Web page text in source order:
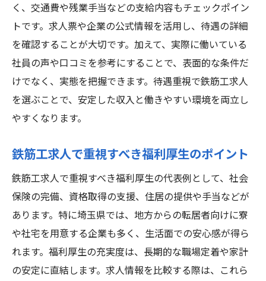
く、交通費や残業手当などの支給内容もチェックポイン
トです。求人票や企業の公式情報を活用し、待遇の詳細
を確認することが大切です。加えて、実際に働いている
社員の声や口コミを参考にすることで、表面的な条件だ
けでなく、実態を把握できます。待遇重視で鉄筋工求人
を選ぶことで、安定した収入と働きやすい環境を両立し
やすくなります。
鉄筋工求人で重視すべき福利厚生のポイント
鉄筋工求人で重視すべき福利厚生の代表例として、社会
保険の完備、資格取得の支援、住居の提供や手当などが
あります。特に埼玉県では、地方からの転居者向けに寮
や社宅を用意する企業も多く、生活面での安心感が得ら
れます。福利厚生の充実度は、長期的な職場定着や家計
の安定に直結します。求人情報を比較する際は、これら